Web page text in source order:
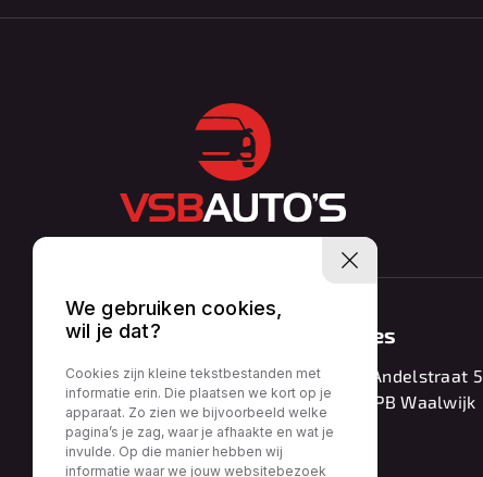
Contact
0416 – 224161
info@vsbautos.nl
Adres
Van Andelstraat 5
5141 PB Waalwijk
We gebruiken cookies,
wil je dat?
Cookies zijn kleine tekstbestanden met
informatie erin. Die plaatsen we kort op je
apparaat. Zo zien we bijvoorbeeld welke
pagina’s je zag, waar je afhaakte en wat je
invulde. Op die manier hebben wij
informatie waar we jouw websitebezoek